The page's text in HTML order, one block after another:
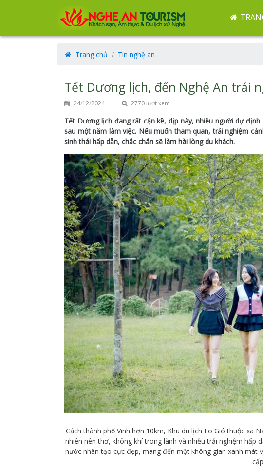
Trang chủ Tin nghệ an
Tết Dương lịch, đến Nghệ An trải
24/12/2024 | 2770 lượt xem
Tết Dương lịch đang rất cận kề, dịp này, nhiều người dự
sau một năm làm việc. Nếu muốn tham quan, trải nghiệm
sinh thái hấp dẫn, chắc chắn sẽ làm hài lòng du khách.
Cách thành phố Vinh hơn 10km, Khu du lịch Eo Gió thuộc xã
nhiên nên thơ, không khí trong lành và nhiều trải nghiệm
nước nhân tạo cực đẹp, mang đến một không gian xanh mát
cấp